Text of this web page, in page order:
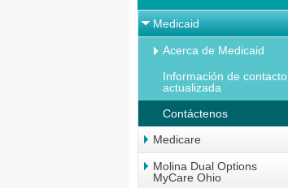
Medicaid
Acerca de Medicaid
Información de contacto
actualizada
Contáctenos
Medicare
Molina Dual Options
MyCare Ohio